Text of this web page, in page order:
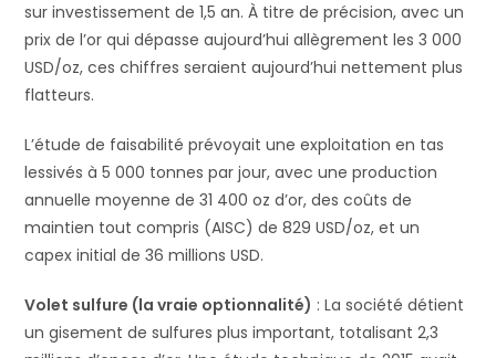
sur investissement de 1,5 an. À titre de précision, avec un
prix de l’or qui dépasse aujourd’hui allègrement les 3 000
USD/oz, ces chiffres seraient aujourd’hui nettement plus
flatteurs.
L’étude de faisabilité prévoyait une exploitation en tas
lessivés à 5 000 tonnes par jour, avec une production
annuelle moyenne de 31 400 oz d’or, des coûts de
maintien tout compris (AISC) de 829 USD/oz, et un
capex initial de 36 millions USD.
Volet sulfure (la vraie optionnalité) : La société détient
un gisement de sulfures plus important, totalisant 2,3